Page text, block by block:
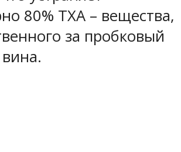
80% ТХА – вещества,
за пробковый